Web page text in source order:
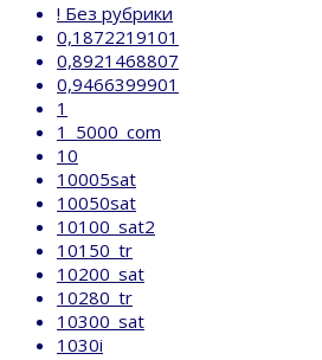
! Без рубрики
0,1872219101
0,8921468807
0,9466399901
1
1_5000_com
10
10005sat
10050sat
10100_sat2
10150_tr
10200_sat
10280_tr
10300_sat
1030i